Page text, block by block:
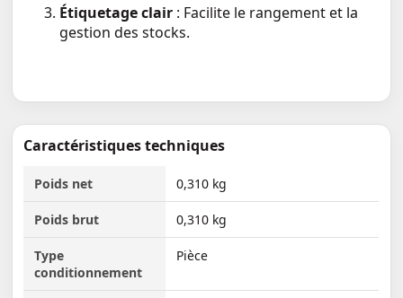
Étiquetage clair : Facilite le rangement et la
gestion des stocks.
Caractéristiques techniques
Poids net 0,310 kg
Poids brut 0,310 kg
Type
conditionnement
Pièce